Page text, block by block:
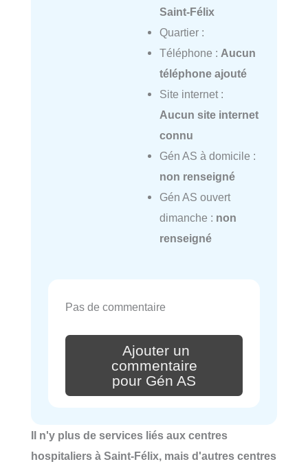
Saint-Félix
Quartier :
Téléphone : Aucun
téléphone ajouté
Site internet :
Aucun site internet
connu
Gén AS à domicile :
non renseigné
Gén AS ouvert
dimanche : non
renseigné
Pas de commentaire
Ajouter un
commentaire
pour Gén AS
Il n'y plus de services liés aux centres
hospitaliers à Saint-Félix, mais d'autres centres